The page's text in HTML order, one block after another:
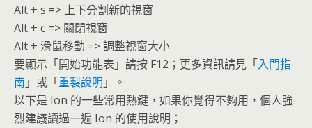
Alt + s => 上下分割新的視窗
Alt + c => 關閉視窗
Alt + 滑鼠移動 => 調整視窗大小
要顯示「開始功能表」請按 F12；更多資訊請見「入門指
南 」或「重製說明 」。
以下是 Ion 的一些常用熱鍵，如果你覺得不夠用，個人強
烈建議讀過一遍 Ion 的使用說明；